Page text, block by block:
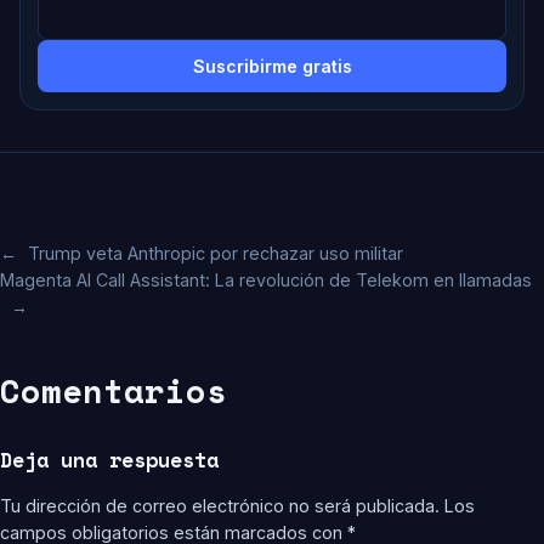
Suscribirme gratis
←
Trump veta Anthropic por rechazar uso militar
Magenta AI Call Assistant: La revolución de Telekom en llamadas
→
Comentarios
Deja una respuesta
Tu dirección de correo electrónico no será publicada. Los
campos obligatorios están marcados con *